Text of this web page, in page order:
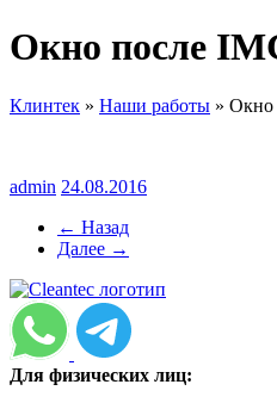
Окно после
Клинтек » Наши работы » Окно
admin 24.08.2016
← Назад
Далее →
Для физических лиц: